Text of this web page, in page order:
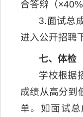
合答辩（×40%
3.面试总
进入公开招聘
七、体检
学校根据
成绩从高分到
单。如面试